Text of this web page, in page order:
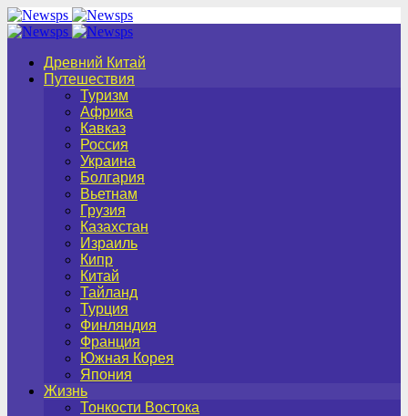
Древний Китай
Путешествия
Туризм
Африка
Кавказ
Россия
Украина
Болгария
Вьетнам
Грузия
Казахстан
Израиль
Кипр
Китай
Тайланд
Турция
Финляндия
Франция
Южная Корея
Япония
Жизнь
Тонкости Востока